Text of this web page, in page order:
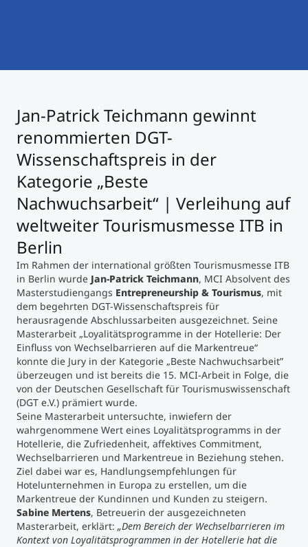
Study Finder Bachelor/Master
Masterclasses
Management-Seminare
Technische Weiterbildung
Maßgeschneiderte Programme
Studienberatung
Executive Education Finder
Jan-Patrick Teichmann gewinnt
renommierten DGT-
Wissenschaftspreis in der
Kategorie „Beste
Nachwuchsarbeit“ | Verleihung auf
weltweiter Tourismusmesse ITB in
Berlin
Im Rahmen der international größten Tourismusmesse ITB
in Berlin wurde Jan-Patrick Teichmann, MCI Absolvent des
Masterstudiengangs Entrepreneurship & Tourismus, mit
dem begehrten DGT-Wissenschaftspreis für
herausragende Abschlussarbeiten ausgezeichnet. Seine
Masterarbeit „Loyalitätsprogramme in der Hotellerie: Der
Einfluss von Wechselbarrieren auf die Markentreue“
konnte die Jury in der Kategorie „Beste Nachwuchsarbeit”
überzeugen und ist bereits die 15. MCI-Arbeit in Folge, die
von der Deutschen Gesellschaft für Tourismuswissenschaft
(DGT e.V.) prämiert wurde.
Seine Masterarbeit untersuchte, inwiefern der
wahrgenommene Wert eines Loyalitätsprogramms in der
Hotellerie, die Zufriedenheit, affektives Commitment,
Wechselbarrieren und Markentreue in Beziehung stehen.
Ziel dabei war es, Handlungsempfehlungen für
Hotelunternehmen in Europa zu erstellen, um die
Markentreue der Kundinnen und Kunden zu steigern.
Sabine Mertens, Betreuerin der ausgezeichneten
Masterarbeit, erklärt: „Dem Bereich der Wechselbarrieren im
Kontext von Loyalitätsprogrammen in der Hotellerie hat die